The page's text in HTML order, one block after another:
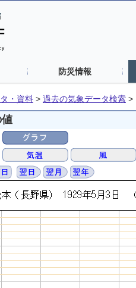
防災情報
・資料 > 過去の気象データ検索 >
値